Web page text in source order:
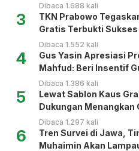
Dibaca 1.688 kali
3
TKN Prabowo
Gratis Terbukti Sukses
Dibaca 1.552 kali
4
Gus Yasin Apresiasi
Mahfud: Beri Insentif
Dibaca 1.386 kali
5
Lewat Sablon Kaus
Dukungan Menangkan
Dibaca 1.297 kali
6
Tren Survei di Jawa,
Muhaimin Akan